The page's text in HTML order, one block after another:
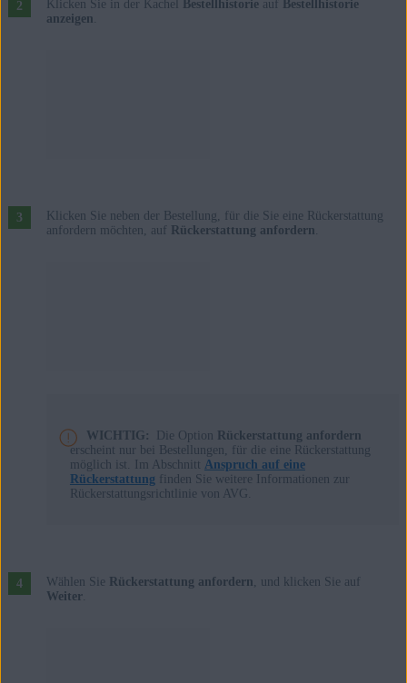
Klicken Sie in der Kachel Bestellhistorieauf
Bestellhistorie
anzeigen.
Klicken Sie neben der Bestellung, für die Sie eine Rückerstattung
anfordern möchten, auf
Rückerstattung anfordern.
WICHTIG: Die Option Rückerstattung anfordern
erscheint nur bei Bestellungen, für die eine Rückerstattung
möglich ist. Im Abschnitt Anspruch auf eine
Rückerstattung finden Sie weitere Informationen zur
Rückerstattungsrichtlinie von AVG.
Wählen Sie Rückerstattung anfordern, und klicken Sie auf
Weiter.